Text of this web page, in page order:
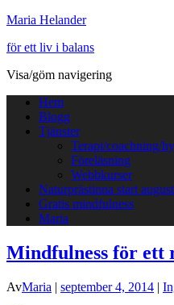
Maria Helander
för ett liv i balans
Visa/göm navigering
Hem
Blogg
Tjänster
Terapi/coachning/
Föreläsning
Webbkurser
Naturprästinna start
Gratis mindfulness
Maria
Mindfulness för
AvMaria | september 4, 2014 |